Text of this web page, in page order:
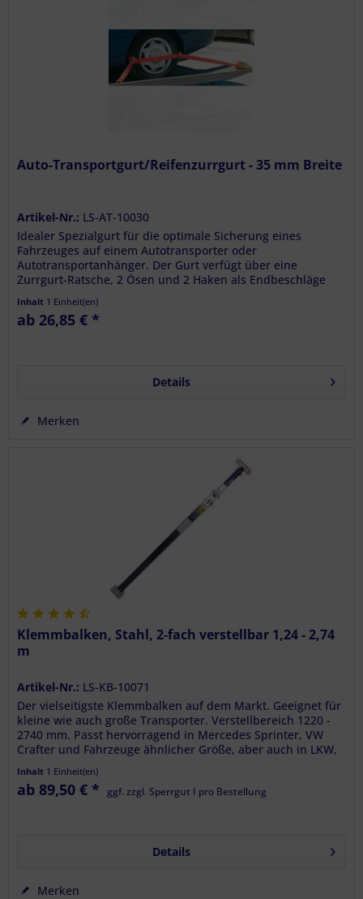
Auto-Transportgurt/Reifenzurrgurt - 35 mm Breite
Artikel-Nr.: LS-AT-10030
Idealer Spezialgurt für die optimale Sicherung eines
Fahrzeuges auf einem Autotransporter oder
Autotransportanhänger. Der Gurt verfügt über eine
Zurrgurt-Ratsche, 2 Ösen und 2 Haken als Endbeschläge
Inhalt 1 Einheit(en)
ab 26,85 € *
Details
Merken
Klemmbalken, Stahl, 2-fach verstellbar 1,24 - 2,74
m
Artikel-Nr.: LS-KB-10071
Der vielseitigste Klemmbalken auf dem Markt. Geeignet für
kleine wie auch große Transporter. Verstellbereich 1220 -
2740 mm. Passt hervorragend in Mercedes Sprinter, VW
Crafter und Fahrzeuge ähnlicher Größe, aber auch in LKW,
Inhalt 1 Einheit(en)
ab 89,50 € * ggf. zzgl. Sperrgut I pro Bestellung
Details
Merken